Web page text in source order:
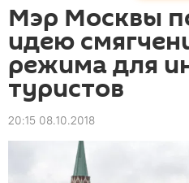
Мэр Москвы
идею
режима для
туристов
20:15 08.10.2018